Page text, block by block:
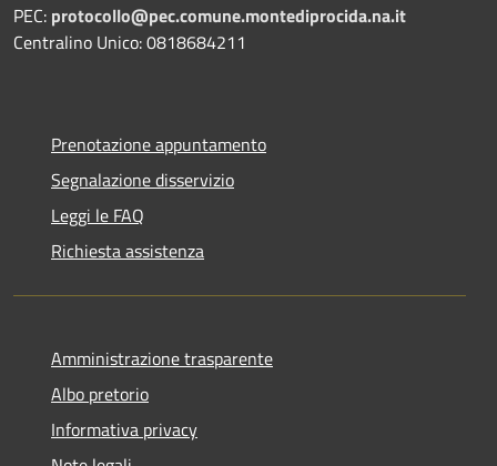
PEC: protocollo@pec.comune.montediprocida.na.it
Centralino Unico:0818684211
Prenotazione appuntamento
Segnalazione disservizio
Leggi le FAQ
Richiesta assistenza
Amministrazione trasparente
Albo pretorio
Informativa privacy